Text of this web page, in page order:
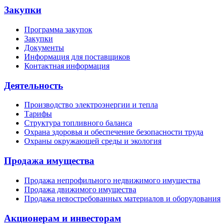
Закупки
Программа закупок
Закупки
Документы
Информация для поставщиков
Контактная информация
Деятельность
Производство электроэнергии и тепла
Тарифы
Структура топливного баланса
Охрана здоровья и обеспечение безопасности труда
Охраны окружающей среды и экология
Продажа имущества
Продажа непрофильного недвижимого имущества
Продажа движимого имущества
Продажа невостребованных материалов и оборудования
Акционерам и инвесторам